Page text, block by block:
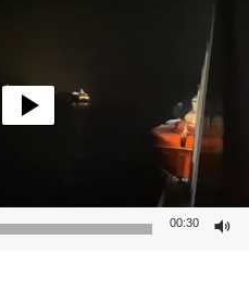
00:30